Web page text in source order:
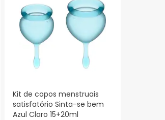
Kit de copos menstruais
satisfatório Sinta-se bem
Azul Claro 15+20ml